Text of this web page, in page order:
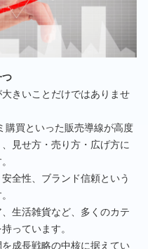
つ
きいことだけではありませ
購買といった販売導線が高度
見せ方・売り方・広げ方に
全性、ブランド信頼という
生活雑貨など、多くのカテ
っています。
成長戦略の中核に据えてい